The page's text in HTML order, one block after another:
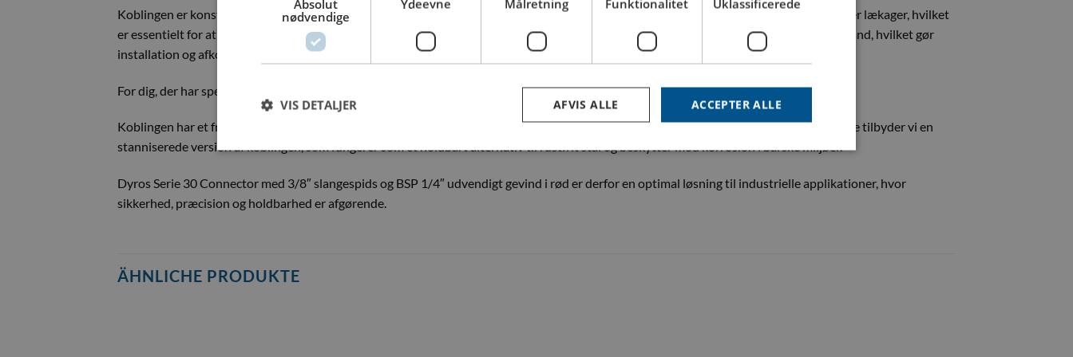
Koblingen er konstrueret af robuste materialer, der er designet til at modstå barske miljøer og højt tryk. Den indbyggede ventil forhindrer lækager, hvilket
er essentielt for at opretholde systemets sikkerhed og integritet. Med den automatiske låseanordning kan koblingen betjenes med én hånd, hvilket gør
installation og afkobling hurtigt og effektivt, selv i hektiske arbejdsmiljøer.
For dig, der har specifikke installationsbehov, kan denne kobling også leveres uden ventil, hvilket giver fleksibilitet i applikationen.
Koblingen har et frit gennemløb på 6 mm og er derfor velegnet til transport af vand, luft, olie, fedt og andre væsker. For ekstra beskyttelse tilbyder vi en
stanniserede version af koblingen, som fungerer som et holdbart alternativ til rustfrit stål og beskytter mod korrosion i barske miljøer.
Dyros Serie 30 Connector med 3/8″ slangespids og BSP 1/4″ udvendigt gevind i rød er derfor en optimal løsning til industrielle applikationer, hvor
sikkerhed, præcision og holdbarhed er afgørende.
ÄHNLICHE PRODUKTE
Absolut
nødvendige
Ydeevne Målretning Funktionalitet Uklassificerede
ACCEPTER ALLE
AFVIS ALLE
VIS DETALJER